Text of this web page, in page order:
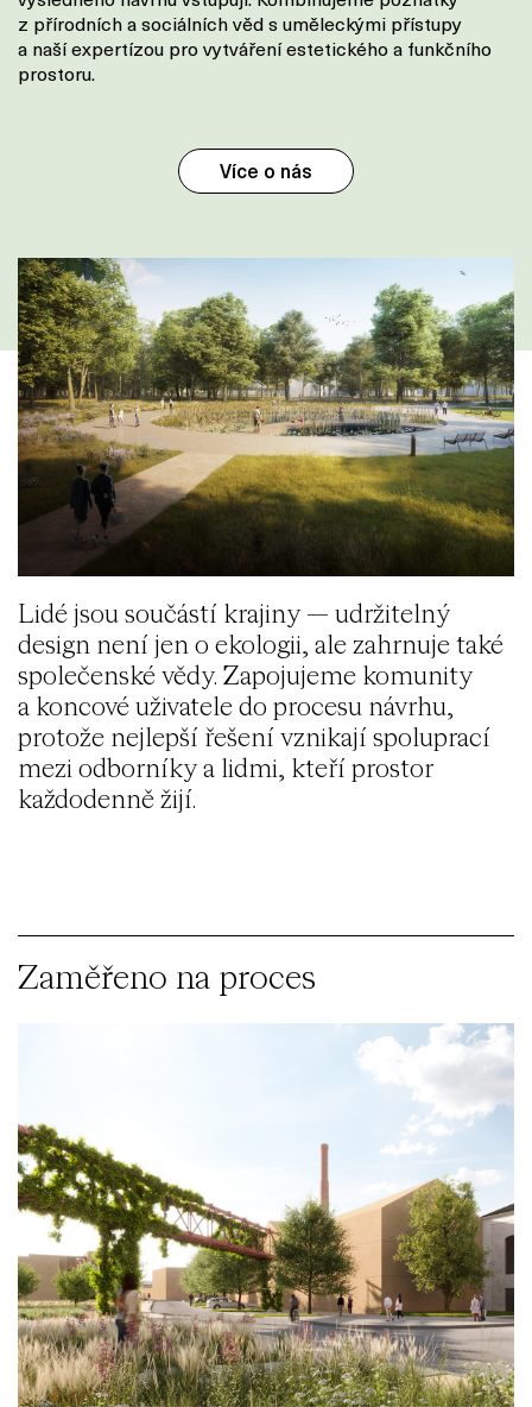
z přírodních a sociálních věd s uměleckými přístupy
a naší expertízou pro vytváření estetického a funkčního
prostoru.
Více o nás
Lidé jsou součástí krajiny — udržitelný
design není jen o ekologii, ale zahrnuje také
společenské vědy. Zapojujeme komunity
a koncové uživatele do procesu návrhu,
protože nejlepší řešení vznikají spoluprací
mezi odborníky a lidmi, kteří prostor
každodenně žijí.
Zaměřeno na proces